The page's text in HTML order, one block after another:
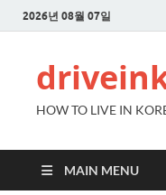
2026년 08월 07일
HOW TO LIVE IN
MAIN MENU